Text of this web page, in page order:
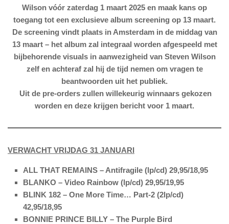
Wilson vóór zaterdag 1 maart 2025 en maak kans op
toegang tot een exclusieve album screening op 13 maart.
De screening vindt plaats in Amsterdam in de middag van
13 maart – het album zal integraal worden afgespeeld met
bijbehorende visuals in aanwezigheid van Steven Wilson
zelf en achteraf zal hij de tijd nemen om vragen te
beantwoorden uit het publiek.
Uit de pre-orders zullen willekeurig winnaars gekozen
worden en deze krijgen bericht voor 1 maart.
VERWACHT VRIJDAG 31 JANUARI
ALL THAT REMAINS – Antifragile (lp/cd) 29,95/18,95
BLANKO – Video Rainbow (lp/cd) 29,95/19,95
BLINK 182 – One More Time… Part-2 (2lp/cd)
42,95/18,95
BONNIE PRINCE BILLY – The Purple Bird